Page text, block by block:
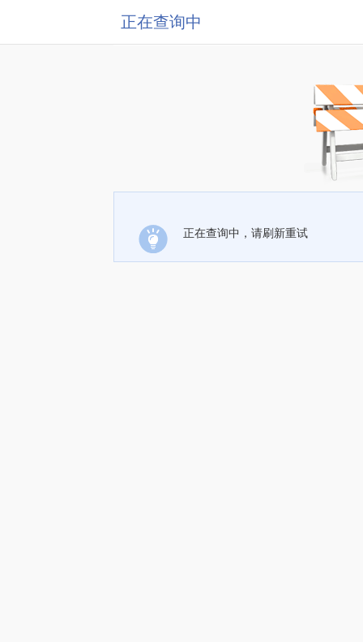
正在查询中
正在查询中，请刷新重试